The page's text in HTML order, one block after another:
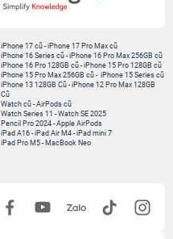
iPhone 17 cũ -iPhone 17 Pro Max cũ
iPhone 16 Series cũ - iPhone 16 Pro Max 256GB cũ
iPhone 16 Pro 128GB cũ -iPhone 15 Pro 128GB cũ
iPhone 15 Pro Max 256GB cũ - iPhone 15 Series cũ
iPhone 13 128GB Cũ -iPhone 12 Pro Max 128GB
Cũ
Watch cũ -AirPods cũ
Watch Series 11 -Watch SE 2025
Pencil Pro 2024 -Apple AirPods
iPad A16 -iPad Air M4 -iPad mini 7
iPad Pro M5 - MacBook Neo